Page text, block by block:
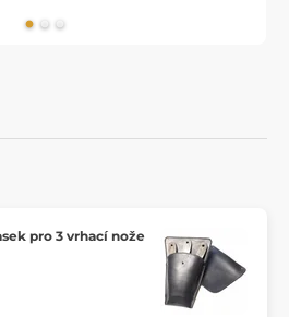
pro 3 vrhací nože